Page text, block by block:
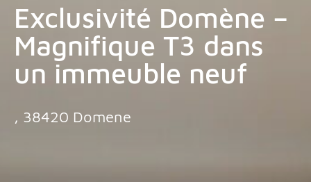
Exclusivité Domène –
Magnifique T3 dans
un immeuble neuf
, 38420 Domene